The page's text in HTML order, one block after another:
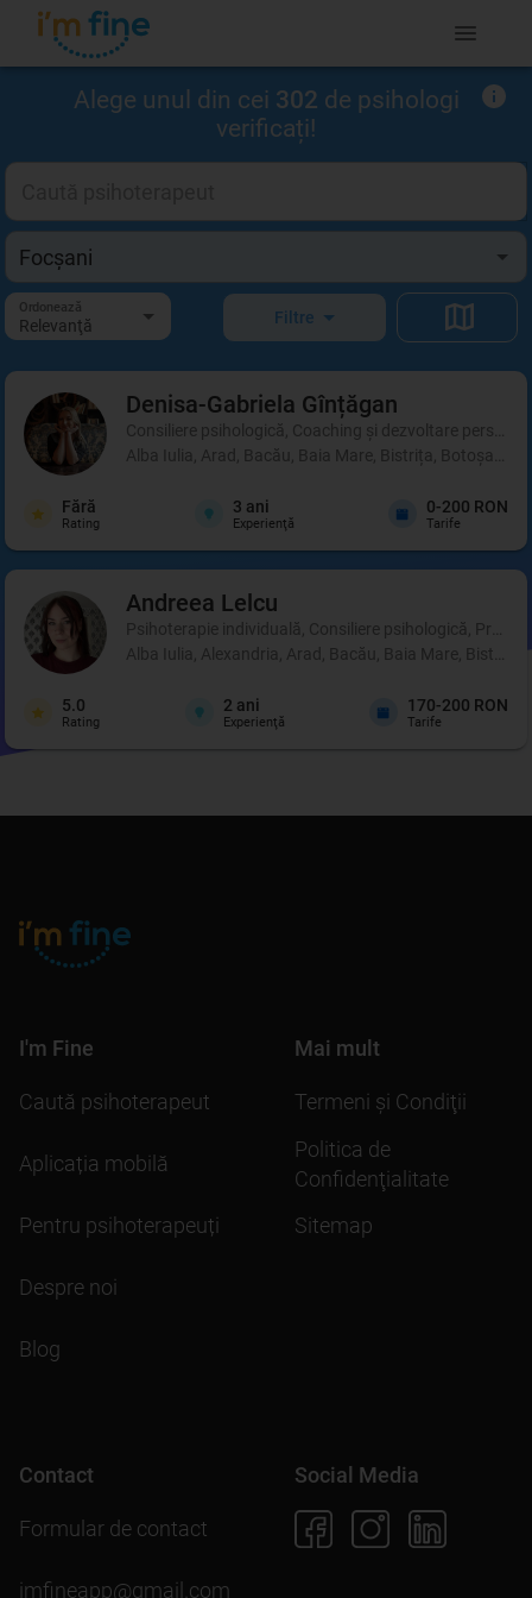
Alege unul din cei 302 de psihologi
verificați!
Ordonează
Relevanţă Filtre
Denisa-Gabriela Gînțăgan
Consiliere psihologică, Coaching şi dezvoltare
Alba Iulia, Arad, Bacău, Baia Mare, Bistrița, Botoșani,
Fără
Rating
3 ani
Experienţă
0-200 RON
Tarife
Andreea Lelcu
Psihoterapie individuală, Consiliere psihologică, Profil
Alba Iulia, Alexandria, Arad, Bacău, Baia Mare,
5.0
Rating
2 ani
Experienţă
170-200 RON
Tarife
I'm Fine
Caută psihoterapeut
Aplicația mobilă
Pentru psihoterapeuți
Despre noi
Blog
Mai mult
Termeni şi Condiţii
Politica de
Confidenţialitate
Sitemap
Contact
Formular de contact
imfineapp@gmail.com
Social Media